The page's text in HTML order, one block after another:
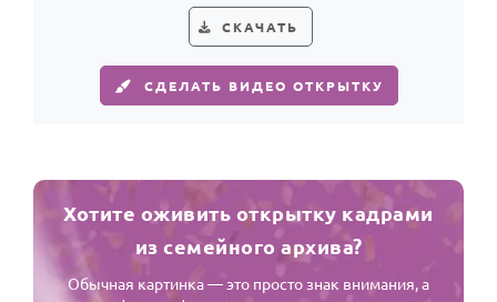
СКАЧАТЬ
СДЕЛАТЬ ВИДЕО ОТКРЫТКУ
Хотите оживить открытку кадрами
из семейного архива?
Обычная картинка — это просто знак внимания, а